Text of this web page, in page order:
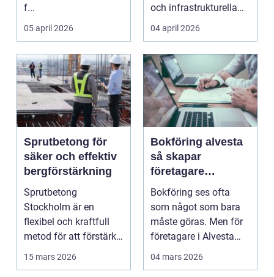
f...
05 april 2026
och infrastrukturella
fr...
04 april 2026
Sprutbetong för
säker och effektiv
bergförstärkning
Sprutbetong
Stockholm är en
flexibel och kraftfull
metod för att förstärka
berg,...
15 mars 2026
Bokföring alvesta
så skapar
företagare
trygghet och
kontroll i vardagen
Bokföring ses ofta
som något som bara
måste göras. Men för
företagare i Alvesta
kan en genomtänkt
04 mars 2026